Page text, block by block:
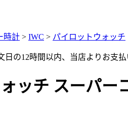
時計 > IWC > パイロットウォッチ
の12時間以内、当店よりお支
ッチ スーパー